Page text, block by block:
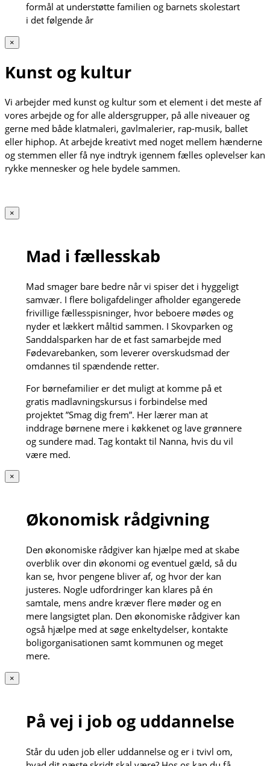
formål at understøtte familien og barnets skolestart
i det følgende år
×
Kunst og kultur
Vi arbejder med kunst og kultur som et element i det meste af
vores arbejde og for alle aldersgrupper, på alle niveauer og
gerne med både klatmaleri, gavlmalerier, rap-musik, ballet
eller hiphop. At arbejde kreativt med noget mellem hænderne
og stemmen eller få nye indtryk igennem fælles oplevelser kan
rykke mennesker og hele bydele sammen.
×
Mad i fællesskab
Mad smager bare bedre når vi spiser det i hyggeligt
samvær. I flere boligafdelinger afholder egangerede
frivillige fællesspisninger, hvor beboere mødes og
nyder et lækkert måltid sammen. I Skovparken og
Sanddalsparken har de et fast samarbejde med
Fødevarebanken, som leverer overskudsmad der
omdannes til spændende retter.
For børnefamilier er det muligt at komme på et
gratis madlavningskursus i forbindelse med
projektet ”Smag dig frem”. Her lærer man at
inddrage børnene mere i køkkenet og lave grønnere
og sundere mad. Tag kontakt til Nanna, hvis du vil
være med.
×
Økonomisk rådgivning
Den økonomiske rådgiver kan hjælpe med at skabe
overblik over din økonomi og eventuel gæld, så du
kan se, hvor pengene bliver af, og hvor der kan
justeres. Nogle udfordringer kan klares på én
samtale, mens andre kræver flere møder og en
mere langsigtet plan. Den økonomiske rådgiver kan
også hjælpe med at søge enkeltydelser, kontakte
boligorganisationen samt kommunen og meget
mere.
×
På vej i job og uddannelse
Står du uden job eller uddannelse og er i tvivl om,